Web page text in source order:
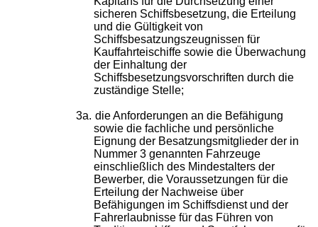
sicheren Schiffsbesetzung, die Erteilung
und die Gültigkeit von
Schiffsbesatzungszeugnissen für
Kauffahrteischiffe sowie die Überwachung
der Einhaltung der
Schiffsbesetzungsvorschriften durch die
zuständige Stelle;
3a. die Anforderungen an die Befähigung
sowie die fachliche und persönliche
Eignung der Besatzungsmitglieder der in
Nummer 3 genannten Fahrzeuge
einschließlich des Mindestalters der
Bewerber, die Voraussetzungen für die
Erteilung der Nachweise über
Befähigungen im Schiffsdienst und der
Fahrerlaubnisse für das Führen von